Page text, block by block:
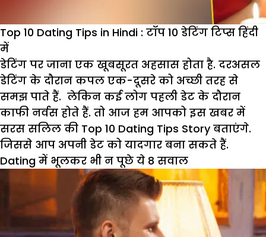
Top 10 Dating Tips in Hindi : टॉप 10 डेटिंग टिप्स हिंदी
में
डेटिंग पर जाना एक खूबसूरत अहसास होता है. दरअसल
डेटिंग के दौरान कपल एक-दूसरे को अच्छी तरह से
समझ पाते हैं. लेकिन कई लोग पहली डेट के दौरान
काफी नर्वस होते हैं. तो आज हम आपको इस खबर में
सरस सलिल की Top 10 Dating Tips Story बताएंगे.
जिससे आप अपनी डेट को यादगार बना सकते हैं.
Dating में भूलकर भी न पूछे ये 8 सवाल